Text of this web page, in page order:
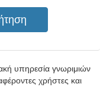
υπηρεσία γνωριμιών
χρήστες και